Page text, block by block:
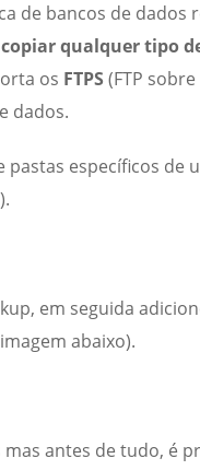
de bancos de dados
qualquer tipo
os FTPS(FTP
dados.
específicos de
em seguida
abaixo).
antes de tudo, é